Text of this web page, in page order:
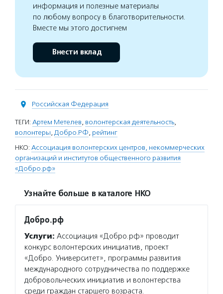
информация и полезные материалы
по любому вопросу в благотворительности.
Вместе мы этого достигнем
Внести вклад
Российская Федерация
ТЕГИ: Артем Метелев, волонтерская деятельность,
волонтеры, Добро.РФ, рейтинг
НКО: Ассоциация волонтерских центров, некоммерческих
организаций и институтов общественного развития
«Добро.рф»
Узнайте больше в каталоге НКО
Добро.рф
Услуги: Ассоциация «Добро.рф» проводит
конкурс волонтерских инициатив, проект
«Добро. Университет», программы развития
международного сотрудничества по поддержке
добровольческих инициатив и волонтерства
среди граждан старшего возраста.